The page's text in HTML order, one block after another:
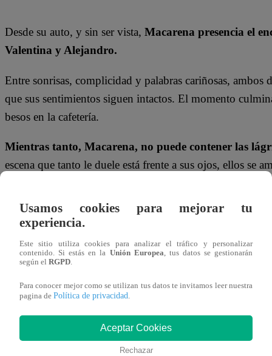
Desde su auto, y sin ser vista, Macarena presencia el
Valentina y Alejandro.
Entre sonrisas, complicidad y palabras cariñosas, ambos
que sus sentimientos siguen intactos. El momento
besos en la cafetería.
Mientras tanto, Macarena, no puede contener las
escena que tanto le duele está frente a sus ojos, ellos se
¡No te olvides de unirte a nuestro
los talentos, obtén datos inéditos y noticias de última
https://whatsapp.com/channel/
¿Dónde ver todos los capítulos de
Valiente”?
Usamos cookies para mejorar tu
experiencia.
Este sitio utiliza cookies para analizar el tráfico y personalizar
contenido. Si estás en la Unión Europea, tus datos se gestionarán
según el RGPD.
Para conocer mejor como se utilizan tus datos te invitamos leer nuestra
pagina de Política de privacidad.
Aceptar Cookies
Rechazar